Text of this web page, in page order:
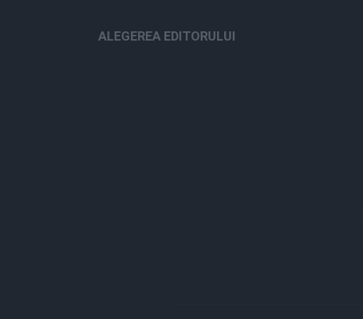
ALEGEREA EDITORULUI